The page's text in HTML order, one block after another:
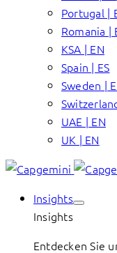
Portugal |
Romania |
KSA | EN
Spain | ES
Sweden |
UAE | EN
UK | EN
Insights
Insights
Entdecken Sie